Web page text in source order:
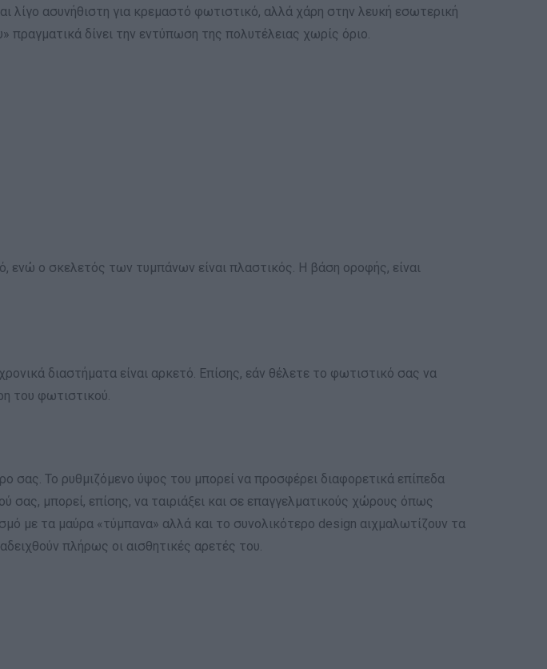
ασυνήθιστη για κρεμαστό φωτιστικό, αλλά χάρη στην λευκή εσωτερική
δίνει την εντύπωση της πολυτέλειας χωρίς όριο.
ενώ ο σκελετός των τυμπάνων είναι πλαστικός. Η βάση οροφής, είναι
διαστήματα είναι αρκετό. Επίσης, εάν θέλετε το φωτιστικό σας να
του φωτιστικού.
σας. Το ρυθμιζόμενο ύψος του μπορεί να προσφέρει διαφορετικά επίπεδα
μπορεί, επίσης, να ταιριάξει και σε επαγγελματικούς χώρους όπως
με τα μαύρα «τύμπανα» αλλά και το συνολικότερο design αιχμαλωτίζουν τα
πλήρως οι αισθητικές αρετές του.